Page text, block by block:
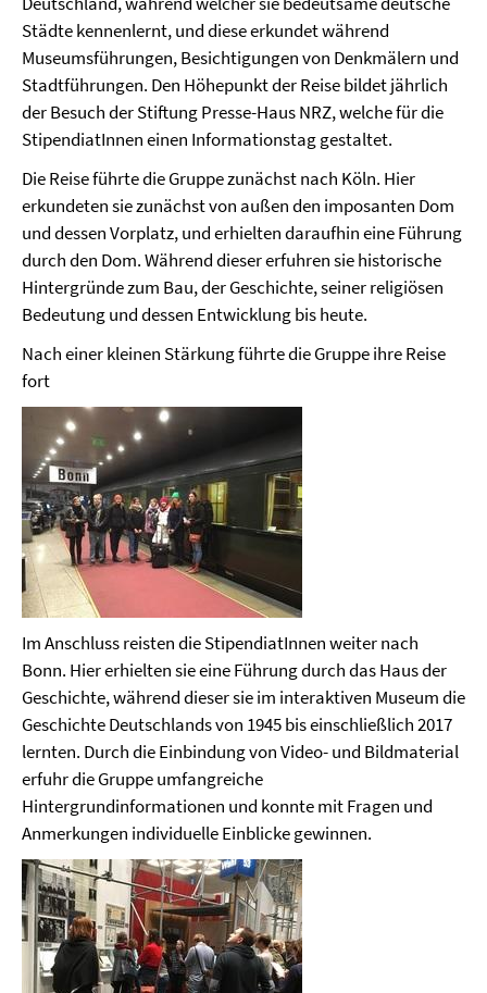
Städte kennenlernt, und diese erkundet während
Museumsführungen, Besichtigungen von Denkmälern und
Stadtführungen. Den Höhepunkt der Reise bildet jährlich
der Besuch der Stiftung Presse-Haus NRZ, welche für die
StipendiatInnen einen Informationstag gestaltet.
Die Reise führte die Gruppe zunächst nach Köln. Hier
erkundeten sie zunächst von außen den imposanten Dom
und dessen Vorplatz, und erhielten daraufhin eine Führung
durch den Dom. Während dieser erfuhren sie historische
Hintergründe zum Bau, der Geschichte, seiner religiösen
Bedeutung und dessen Entwicklung bis heute.
Nach einer kleinen Stärkung führte die Gruppe ihre Reise
fort
Im Anschluss reisten die StipendiatInnen weiter nach
Bonn. Hier erhielten sie eine Führung durch das Haus der
Geschichte, während dieser sie im interaktiven Museum die
Geschichte Deutschlands von 1945 bis einschließlich 2017
lernten. Durch die Einbindung von Video- und Bildmaterial
erfuhr die Gruppe umfangreiche
Hintergrundinformationen und konnte mit Fragen und
Anmerkungen individuelle Einblicke gewinnen.